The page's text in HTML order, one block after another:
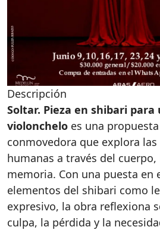
Descripción
Soltar. Pieza en shibari para
violonchelo es una
conmovedora que explora
humanas a través del cuerpo,
memoria. Con una puesta en
elementos del shibari como
expresivo, la obra reflexiona
culpa, la pérdida y la